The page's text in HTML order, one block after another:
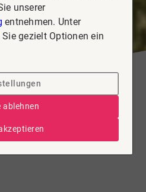
(Aller)
unserer
entnehmen. Unter
gezielt Optionen ein
ablehnen